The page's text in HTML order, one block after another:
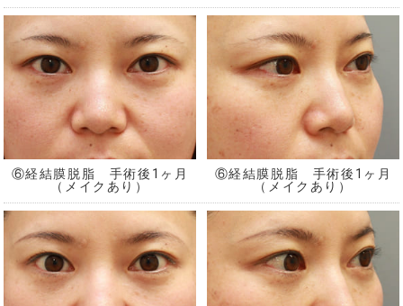
⑥経結膜脱脂 手術後1ヶ月
（メイクあり）
⑥経結膜脱脂 手術後1ヶ月
（メイクあり）